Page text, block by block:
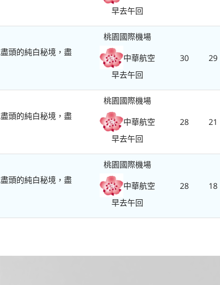
早去午回
頭的純白秘境，盡
桃園國際機場
中華航空
早去午回
30 29
頭的純白秘境，盡
桃園國際機場
中華航空
早去午回
28 21
頭的純白秘境，盡
桃園國際機場
中華航空
早去午回
28 18